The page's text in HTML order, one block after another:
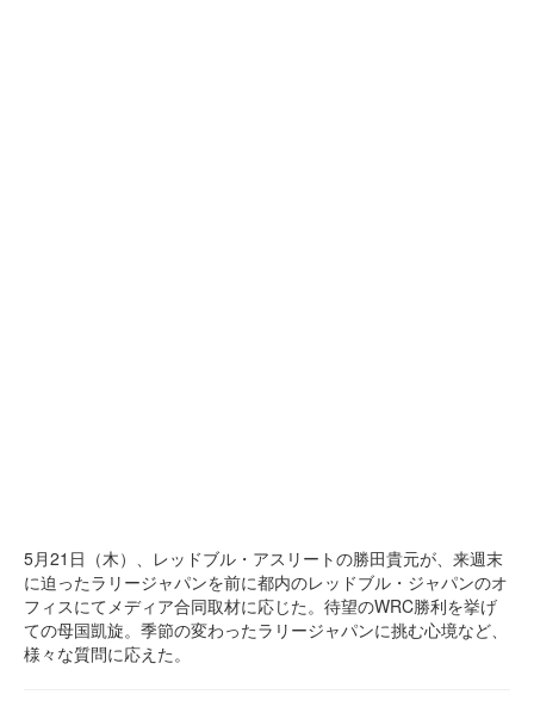
5月21日（木）、レッドブル・アスリートの勝田貴元が、来週末
に迫ったラリージャパンを前に都内のレッドブル・ジャパンのオ
フィスにてメディア合同取材に応じた。待望のWRC勝利を挙げ
ての母国凱旋。季節の変わったラリージャパンに挑む心境など、
様々な質問に応えた。